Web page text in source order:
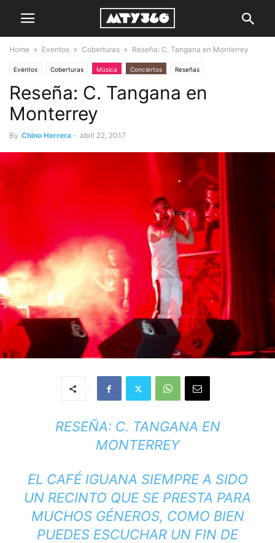
Home Eventos Coberturas Reseña: C. Tangana en Monterrey
Eventos Coberturas Música Conciertos Reseñas
Reseña: C. Tangana en
Monterrey
By Chino Herrera - abril 22, 2017
RESEÑA: C. TANGANA EN
MONTERREY
EL CAFÉ IGUANA SIEMPRE A SIDO
UN RECINTO QUE SE PRESTA PARA
MUCHOS GÉNEROS, COMO BIEN
PUEDES ESCUCHAR UN FIN DE